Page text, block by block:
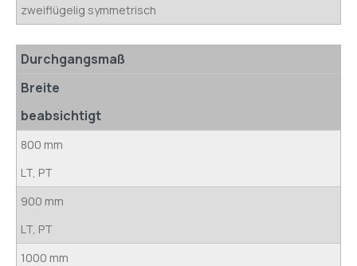
zweiflügelig symmetrisch
Durchgangsmaß
Breite
beabsichtigt
800 mm
LT, PT
900 mm
LT, PT
1000 mm